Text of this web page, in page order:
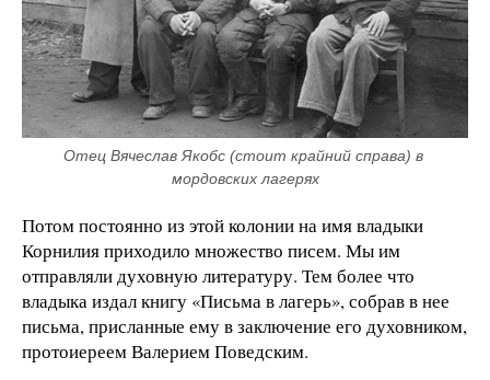
Отец Вячеслав Якобс (стоит крайний справа) в
мордовских лагерях
Потом постоянно из этой колонии на имя владыки
Корнилия приходило множество писем. Мы им
отправляли духовную литературу. Тем более что
владыка издал книгу «Письма в лагерь», собрав в нее
письма, присланные ему в заключение его духовником,
протоиереем Валерием Поведским.